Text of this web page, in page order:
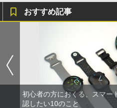
おすすめ記事
初心者の方におくる、スマー
認したい10のこと